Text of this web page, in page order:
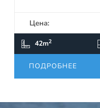
Цена:
42m2
ПОДРОБНЕЕ